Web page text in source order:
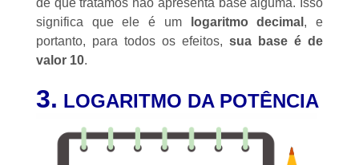
de que tratamos não apresenta base alguma. Isso
significa que ele é um
logaritmo decimal , e
portanto, para todos os efeitos,sua base é de
valor 10.
3. LOGARITMO DA POTÊNCIA